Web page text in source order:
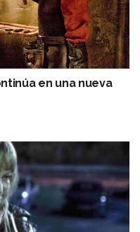
en una nueva